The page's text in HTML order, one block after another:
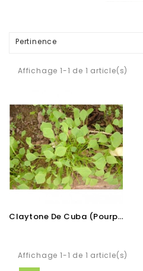
Pertinence
Affichage 1-1 de 1 article(s)
C
Laytone De Cuba (Pourpier D'hiver)
Affichage 1-1 de 1 article(s)